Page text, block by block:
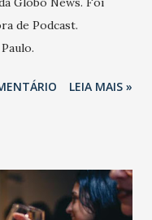
de Podcast.
LEIA MAIS »